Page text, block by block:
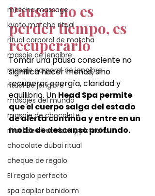
matcha massage
kyoto matcha ritual
ritual corporal de matcha
masaje de jengibre
masaje corporal de jengibre
ritual de jengibre
masajes del mundo
masaje de chocolate
ritual de chocolate y pistacho
chocolate dubai ritual
cheque de regalo
El regalo perfecto
spa capilar benidorm
Pausar no es
perder tiempo, es
recuperarlo
Tomar una pausa consciente no
significa hacer menos, sino
recuperar energía, claridad y
equilibrio. Un Head Spa permite
que el cuerpo salga del estado
de alerta continua y entre en un
modo de descanso profundo.